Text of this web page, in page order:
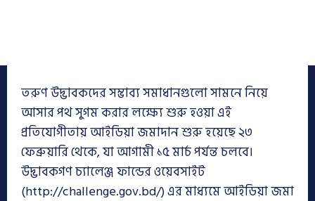
তরুণ উদ্ভাবকদের সম্ভাব্য সমাধানগুলো সামনে নিয়ে
আসার পথ সুগম করার লক্ষ্যে শুরু হওয়া এই
প্রতিযোগীতায় আইডিয়া জমাদান শুরু হয়েছে ২৩
ফেব্রুয়ারি থেকে, যা আগামী ১৫ মার্চ পর্যন্ত চলবে।
উদ্ভাবকগণ চ্যালেঞ্জ ফান্ডের ওয়েবসাইট
(http://challenge.gov.bd/) এর মাধ্যমে আইডিয়া জমা